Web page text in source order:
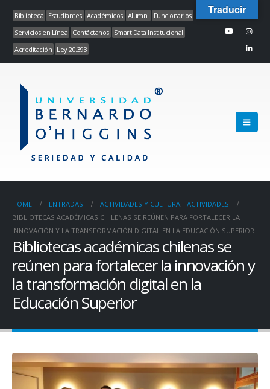
Biblioteca Estudiantes Académicos Alumni
Funcionarios
Servicios en Línea Contáctanos
Smart Data Institucional
Acreditación Ley 20.393
HOME ENTRADAS ACTIVIDADES Y CULTURA, ACTIVIDADES
BIBLIOTECAS ACADÉMICAS CHILENAS SE REÚNEN PARA FORTALECER LA
INNOVACIÓN Y LA TRANSFORMACIÓN DIGITAL EN LA EDUCACIÓN SUPERIOR
Bibliotecas académicas chilenas se
reúnen para fortalecer la innovación y
la transformación digital en la
Educación Superior
Traducir